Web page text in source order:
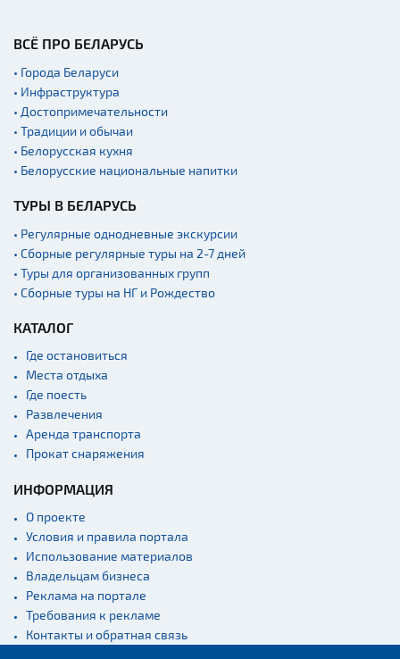
ВСЁ ПРО БЕЛАРУСЬ
• Города Беларуси
• Инфраструктура
• Достопримечательности
• Традиции и обычаи
• Белорусская кухня
• Белорусские национальные напитки
ТУРЫ В БЕЛАРУСЬ
• Регулярные однодневные экскурсии
• Сборные регулярные туры на 2-7 дней
• Туры для организованных групп
• Сборные туры на НГ и Рождество
КАТАЛОГ
Где остановиться
Места отдыха
Где поесть
Развлечения
Аренда транспорта
Прокат снаряжения
ИНФОРМАЦИЯ
О проекте
Условия и правила портала
Использование материалов
Владельцам бизнеса
Реклама на портале
Требования к рекламе
Контакты и обратная связь